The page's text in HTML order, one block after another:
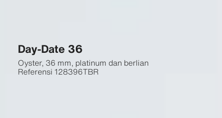
Day-Date 36
Oyster, 36 mm, platinum dan berlian
Referensi 128396TBR